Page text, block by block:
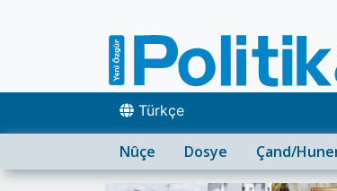
Türkçe
Nûçe Dosye Çand/